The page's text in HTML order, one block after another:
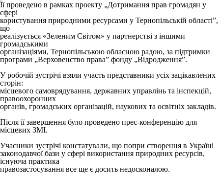
Її проведено в рамках проекту „Дотримання прав громадян у
сфері
користування природними ресурсами у Тернопільській області”,
що
реалізується «Зеленим Світом» у партнерстві з іншими
громадськими
організаціями, Тернопільською обласною радою, за підтримки
програми „Верховенство права” фонду „Відродження”.
У робочій зустрічі взяли участь представники усіх зацікавлених
сторін:
місцевого самоврядування, державних управлінь та інспекцій,
правоохоронних
органів, громадських організацій, наукових та освітніх закладів.
Після її завершення було проведено прес-конференцію для
місцевих ЗМІ.
Учасники зустрічі констатували, що попри створення в Україні
законодавчої бази у сфері використання природних ресурсів,
існуюча практика
правозастосування все ще є досить недосконалою.